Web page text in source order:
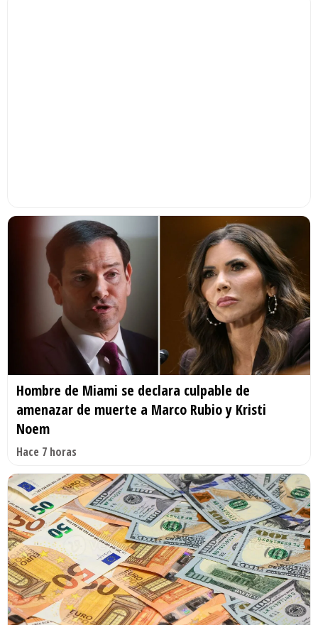
Hombre de Miami se declara culpable de
amenazar de muerte a Marco Rubio y Kristi
Noem
Hace 7 horas